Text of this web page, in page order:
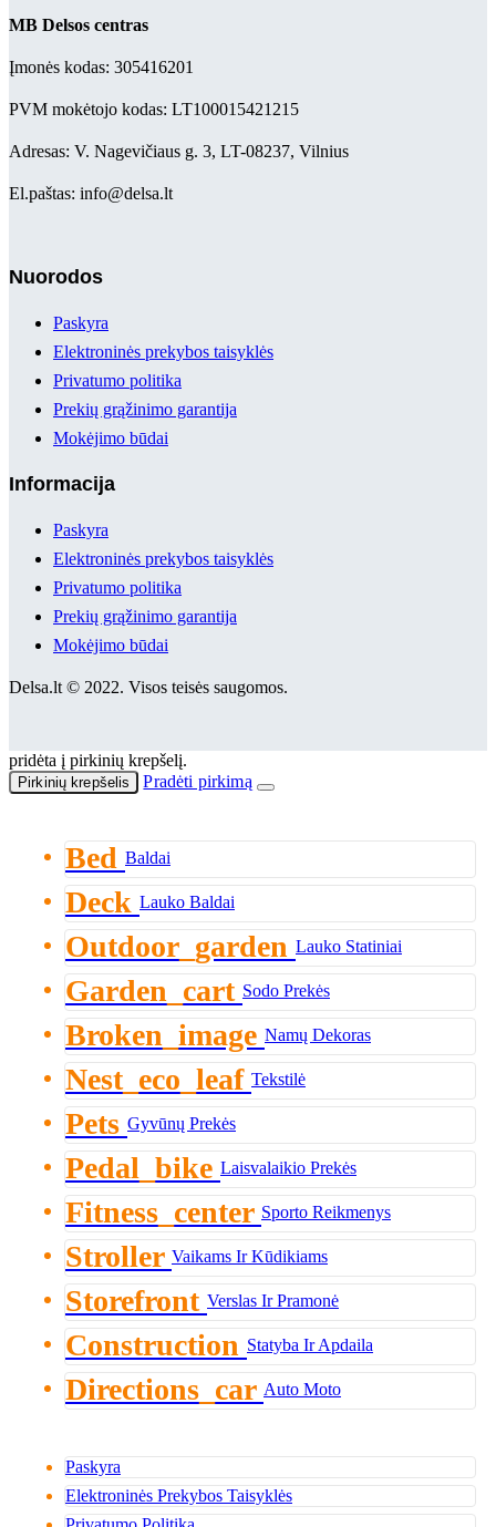
MB Delsos centras
Įmonės kodas: 305416201
PVM mokėtojo kodas: LT100015421215
Adresas: V. Nagevičiaus g. 3, LT-08237, Vilnius
El.paštas: info@delsa.lt
Nuorodos
Paskyra
Elektroninės prekybos taisyklės
Privatumo politika
Prekių grąžinimo garantija
Mokėjimo būdai
Informacija
Paskyra
Elektroninės prekybos taisyklės
Privatumo politika
Prekių grąžinimo garantija
Mokėjimo būdai
Delsa.lt © 2022. Visos teisės saugomos.
pridėta į pirkinių krepšelį.
Pirkinių krepšelis Pradėti pirkimą
Bed Baldai
Deck Lauko Baldai
Outdoor_garden Lauko Statiniai
Garden_cart Sodo Prekės
Broken_image Namų Dekoras
Nest_eco_leaf Tekstilė
Pets Gyvūnų Prekės
Pedal_bike Laisvalaikio Prekės
Fitness_center Sporto Reikmenys
Stroller Vaikams Ir Kūdikiams
Storefront Verslas Ir Pramonė
Construction Statyba Ir Apdaila
Directions_car Auto Moto
Paskyra
Elektroninės Prekybos Taisyklės